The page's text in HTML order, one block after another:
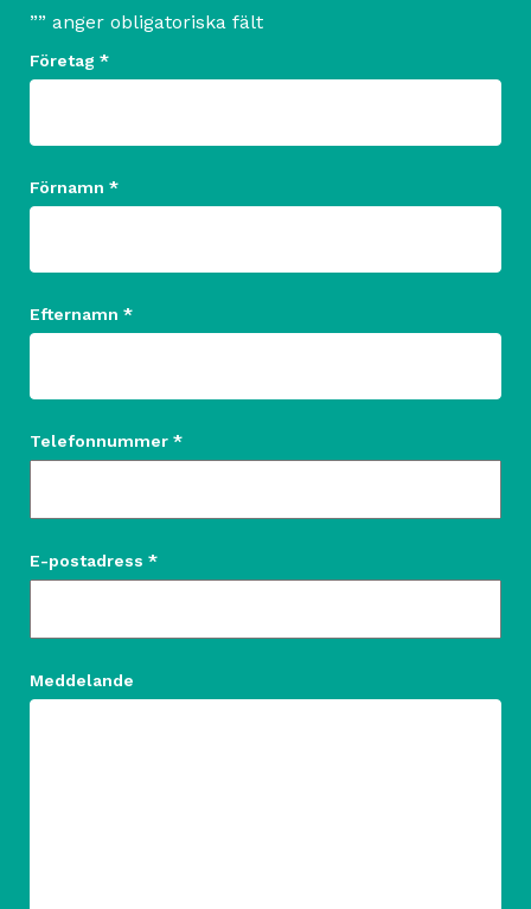
”” anger obligatoriska fält
Företag *
Förnamn *
Efternamn *
Telefonnummer *
E-postadress *
Meddelande